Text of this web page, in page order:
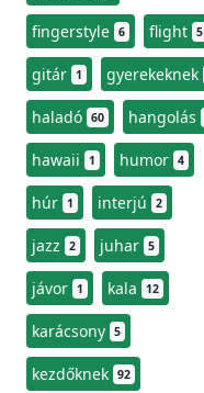
fingerstyle 6 flight 5
gitár 1 gyerekeknek
haladó 60 hangolás
hawaii 1 humor 4
húr 1 interjú 2
jazz 2 juhar 5
jávor 1 kala 12
karácsony 5
kezdőknek 92